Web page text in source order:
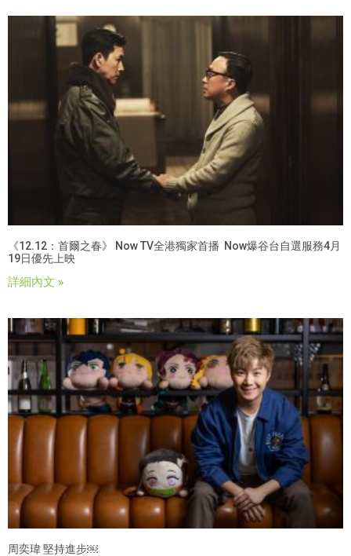
《12.12：首爾之春》 Now TV全港獨家首播 Now爆谷台自選服務4月
19日優先上映
詳細內文 »
周奕瑋 堅持進步￼